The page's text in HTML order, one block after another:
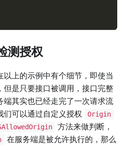
测授权
上的示例中有个细节，即使当
但是只要接口被调用，接口完整
端其实也已经走完了一次请求流
们可以通过自定义授权
Origin
方法来做判断，
在服务端是被允许执行的，那么